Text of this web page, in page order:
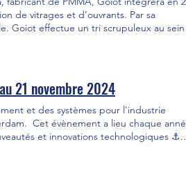
de vitrages et d’ouvrants. Par sa
Goiot effectue un tri scrupuleux au
Goiot et Madreperla se sont
Les contraintes de
Les essais d’agression
de photo vieillissement ont été réalisés
performances du PMMA 100% recyclé
21 novembre 2024
et des systèmes pour l'industrie
Cet évènement a lieu chaque
et innovations technologiques ⚓.